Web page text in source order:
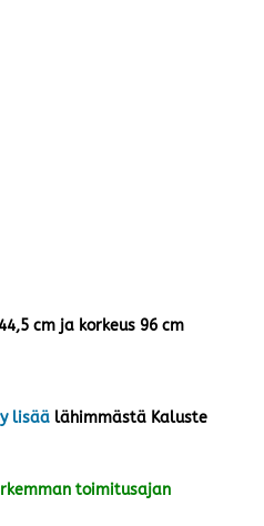
cm ja korkeus 96 cm
lisää lähimmästä Kaluste
toimitusajan